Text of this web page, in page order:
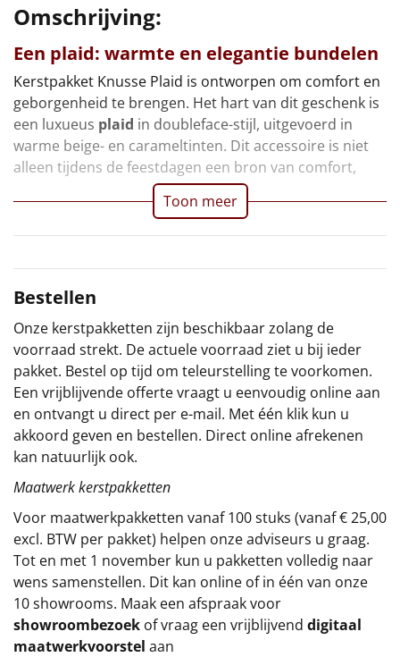
Alle artikelen
Overige
Ideeën
Personeel
Doe het zelf
Sinterklaaspakketten
Kerstgeschenken 2026
Relatiegeschenken
Cadeaubon
Per stuk
Alle overige
Omschrijving:
Een plaid: warmte en elegantie bundelen
Kerstpakket Knusse Plaid is ontworpen om comfort en
geborgenheid te brengen. Het hart van dit geschenk is
een luxueus plaid in doubleface-stijl, uitgevoerd in
warme beige- en carameltinten. Dit accessoire is niet
alleen tijdens de feestdagen een bron van comfort,
Toon meer
Bestellen
Onze kerstpakketten zijn beschikbaar zolang de
voorraad strekt. De actuele voorraad ziet u bij ieder
pakket. Bestel op tijd om teleurstelling te voorkomen.
Een vrijblijvende offerte vraagt u eenvoudig online aan
en ontvangt u direct per e-mail. Met één klik kun u
akkoord geven en bestellen. Direct online afrekenen
kan natuurlijk ook.
Maatwerk kerstpakketten
Voor maatwerkpakketten vanaf 100 stuks (vanaf € 25,00
excl. BTW per pakket) helpen onze adviseurs u graag.
Tot en met 1 november kun u pakketten volledig naar
wens samenstellen. Dit kan online of in één van onze
10 showrooms. Maak een afspraak voor
showroombezoek of vraag een vrijblijvend digitaal
maatwerkvoorstel aan